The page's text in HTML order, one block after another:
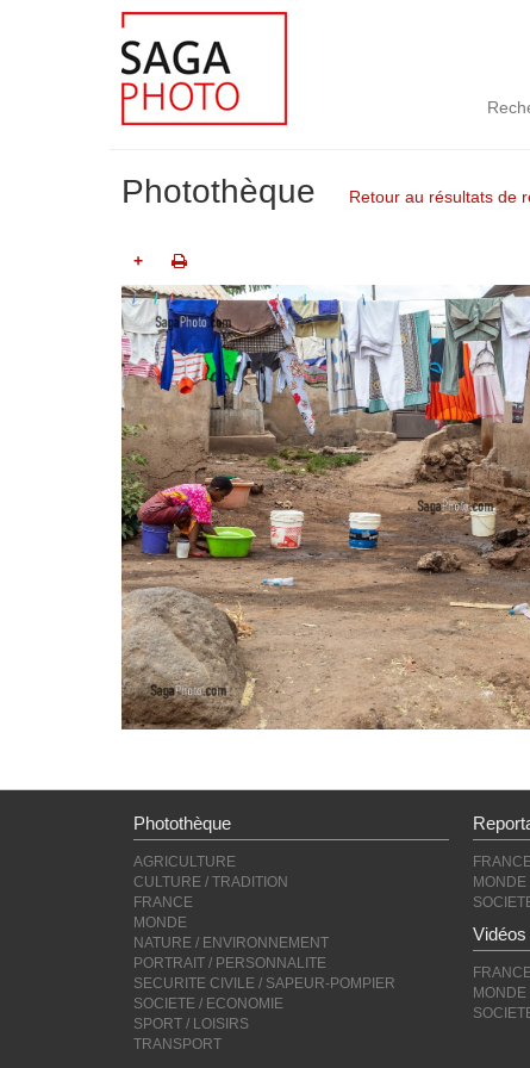
Photothèque Retour au résultats de
+
Photothèque
AGRICULTURE
CULTURE / TRADITION
FRANCE
MONDE
NATURE / ENVIRONNEMENT
PORTRAIT / PERSONNALITE
SECURITE CIVILE / SAPEUR-POMPIER
SOCIETE / ECONOMIE
SPORT / LOISIRS
TRANSPORT
MONDE
Vidéos
MONDE